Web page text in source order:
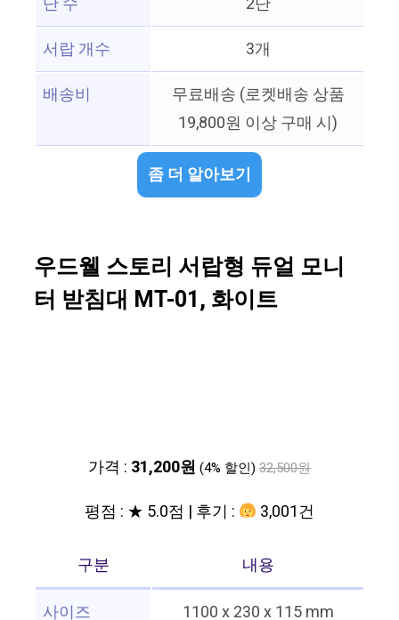
서랍 개수
3개
배송비
무료배송 (로켓배송 상품
19,800원 이상 구매 시)
좀 더 알아보기
우드웰 스토리 서랍형 듀얼 모니
터 받침대 MT-01, 화이트
가격 : 31,200원 (4% 할인) 32,500원
평점 : ★ 5.0점 | 후기 : 3,001건
구분
내용
사이즈
1100 x 230 x 115 mm